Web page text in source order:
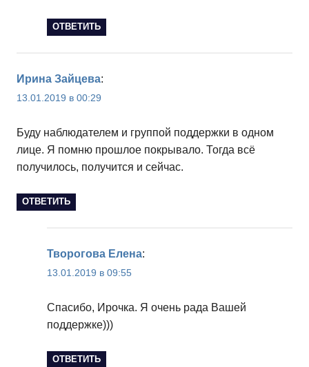
ОТВЕТИТЬ
Ирина Зайцева:
13.01.2019 в 00:29
Буду наблюдателем и группой поддержки в одном
лице. Я помню прошлое покрывало. Тогда всё
получилось, получится и сейчас.
ОТВЕТИТЬ
Творогова Елена:
13.01.2019 в 09:55
Спасибо, Ирочка. Я очень рада Вашей
поддержке)))
ОТВЕТИТЬ